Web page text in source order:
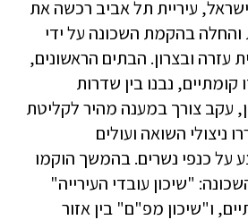
עיריית תל אביב רכשה את
והחלה בהקמת השכונה על ידי
עזרה ובצרון. הבתים הראשונים,
קומתיים, נבנו בין שדרות
עקב צורך במענה מהיר לקליטת
ניצולי השואה ועולים
על כנפי נשרים. בהמשך הוקמו
"שיכון עובדי העירייה"
ו"שיכון מפ"ם" בין אזור